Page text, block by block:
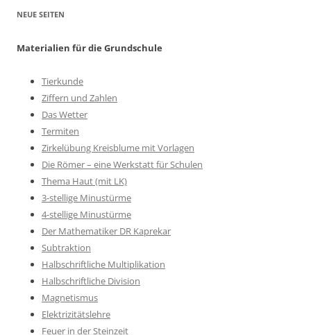
NEUE SEITEN
Materialien für die Grundschule
Tierkunde
Ziffern und Zahlen
Das Wetter
Termiten
Zirkelübung Kreisblume mit Vorlagen
Die Römer – eine Werkstatt für Schulen
Thema Haut (mit LK)
3-stellige Minustürme
4-stellige Minustürme
Der Mathematiker DR Kaprekar
Subtraktion
Halbschriftliche Multiplikation
Halbschriftliche Division
Magnetismus
Elektrizitätslehre
Feuer in der Steinzeit